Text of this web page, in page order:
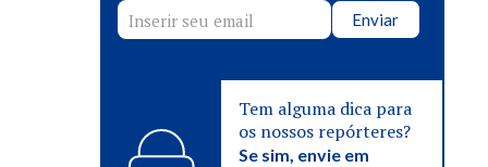
Enviar
Tem alguma dica para
os nossos repórteres?
Se sim, envie em